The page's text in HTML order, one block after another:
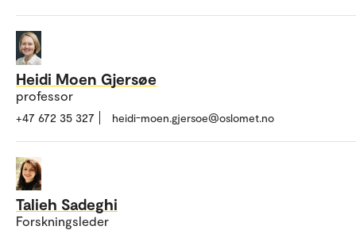
Heidi Moen Gjersøe
professor
+47 672 35 327 heidi-moen.gjersoe@oslomet.no
Talieh Sadeghi
Forskningsleder